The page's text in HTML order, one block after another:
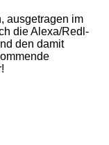
ausgetragen im
die Alexa/Redl-
den damit